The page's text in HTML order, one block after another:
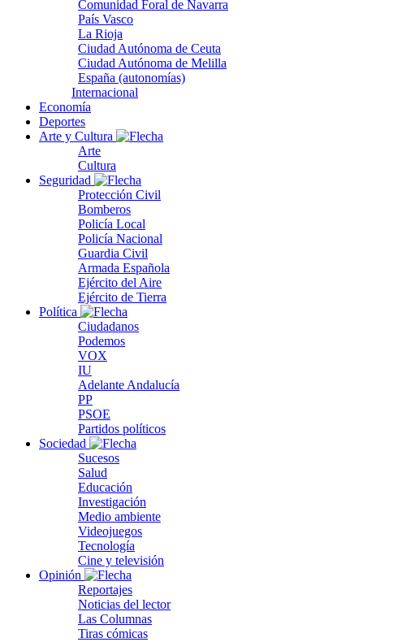
Comunidad Foral de Navarra
País Vasco
La Rioja
Ciudad Autónoma de Ceuta
Ciudad Autónoma de Melilla
España (autonomías)
Internacional
Economía
Deportes
Arte y Cultura
Arte
Cultura
Seguridad
Protección Civil
Bomberos
Policía Local
Policía Nacional
Guardia Civil
Armada Española
Ejército del Aire
Ejército de Tierra
Política
Ciudadanos
Podemos
VOX
IU
Adelante Andalucía
PP
PSOE
Partidos políticos
Sociedad
Sucesos
Salud
Educación
Investigación
Medio ambiente
Videojuegos
Tecnología
Cine y televisión
Opinión
Reportajes
Noticias del lector
Las Columnas
Tiras cómicas